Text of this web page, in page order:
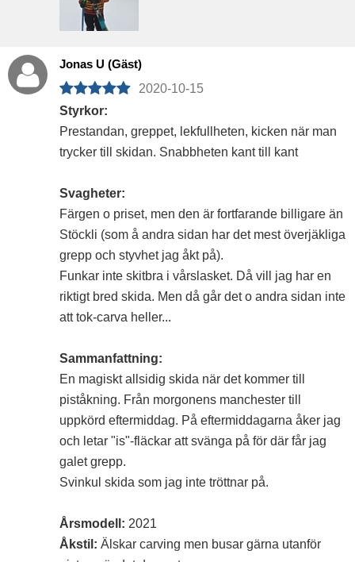
Jonas U (Gäst)
2020-10-15
Styrkor:
Prestandan, greppet, lekfullheten, kicken när man
trycker till skidan. Snabbheten kant till kant
Svagheter:
Färgen o priset, men den är fortfarande billigare än
Stöckli (som å andra sidan har det mest överjäkliga
grepp och styvhet jag åkt på).
Funkar inte skitbra i vårslasket. Då vill jag har en
riktigt bred skida. Men då går det o andra sidan inte
att tok-carva heller...
Sammanfattning:
En magiskt allsidig skida när det kommer till
piståkning. Från morgonens manchester till
uppkörd eftermiddag. På eftermiddagarna åker jag
och letar "is"-fläckar att svänga på för där får jag
galet grepp.
Svinkul skida som jag inte tröttnar på.
Årsmodell: 2021
Åkstil: Älskar carving men busar gärna utanför